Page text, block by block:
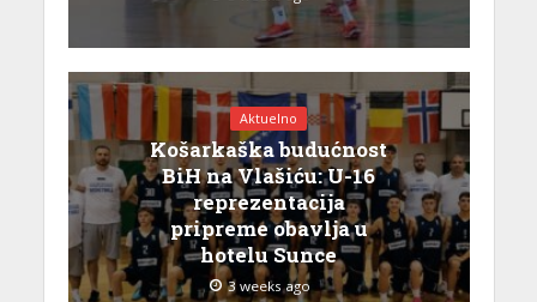
Aktuelno
Košarkaška budućnost
BiH na Vlašiću: U-16
reprezentacija
pripreme obavlja u
hotelu Sunce
3 weeks ago